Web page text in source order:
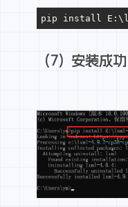
pip install
（7）安装成功